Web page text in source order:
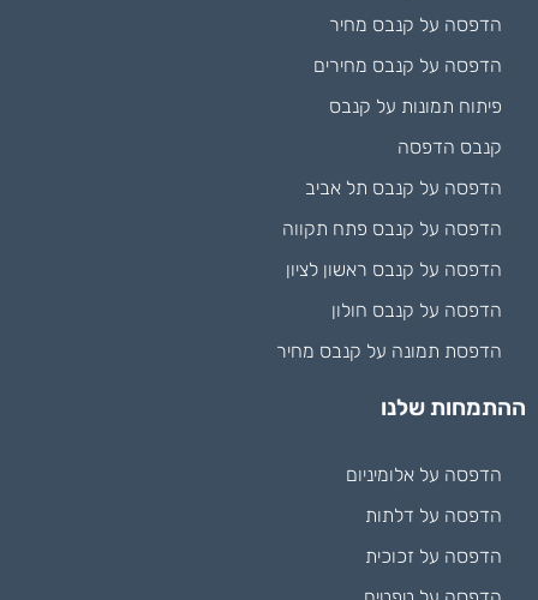
הדפסה על קנבס מחיר
הדפסה על קנבס מחירים
פיתוח תמונות על קנבס
קנבס הדפסה
הדפסה על קנבס תל אביב
הדפסה על קנבס פתח תקווה
הדפסה על קנבס ראשון לציון
הדפסה על קנבס חולון
הדפסת תמונה על קנבס מחיר
ההתמחות שלנו
הדפסה על אלומיניום
הדפסה על דלתות
הדפסה על זכוכית